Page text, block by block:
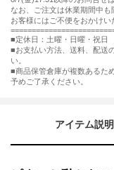
なお、ご注文は休業期間中も
お客様にはご不便をおかけい
■定休日：土曜・日曜・祝日
■お支払い方法、送料、配送
い。
■商品保管倉庫が複数あるた
予めご了承ください。
アイテム説明